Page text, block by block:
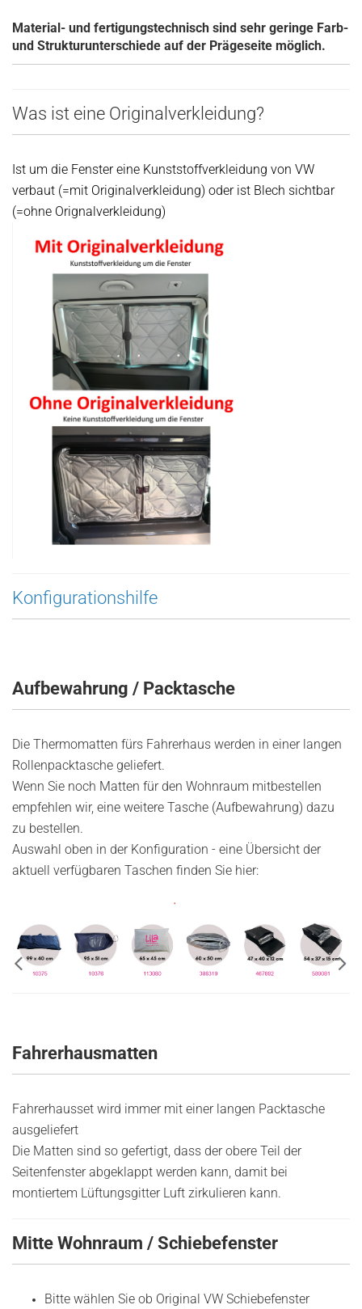
Material- und fertigungstechnisch sind sehr geringe Farb-
und Strukturunterschiede auf der Prägeseite möglich.
Was ist eine Originalverkleidung?
Ist um die Fenster eine Kunststoffverkleidung von VW
verbaut (=mit Originalverkleidung) oder ist Blech sichtbar
(=ohne Orignalverkleidung)
Konfigurationshilfe
Aufbewahrung / Packtasche
Die Thermomatten fürs Fahrerhaus werden in einer langen
Rollenpacktasche geliefert.
Wenn Sie noch Matten für den Wohnraum mitbestellen
empfehlen wir, eine weitere Tasche (Aufbewahrung) dazu
zu bestellen.
Auswahl oben in der Konfiguration - eine Übersicht der
aktuell verfügbaren Taschen finden Sie hier:
Fahrerhausmatten
Fahrerhausset wird immer mit einer langen Packtasche
ausgeliefert
Die Matten sind so gefertigt, dass der obere Teil der
Seitenfenster abgeklappt werden kann, damit bei
montiertem Lüftungsgitter Luft zirkulieren kann.
Mitte Wohnraum / Schiebefenster
Bitte wählen Sie ob Original VW Schiebefenster